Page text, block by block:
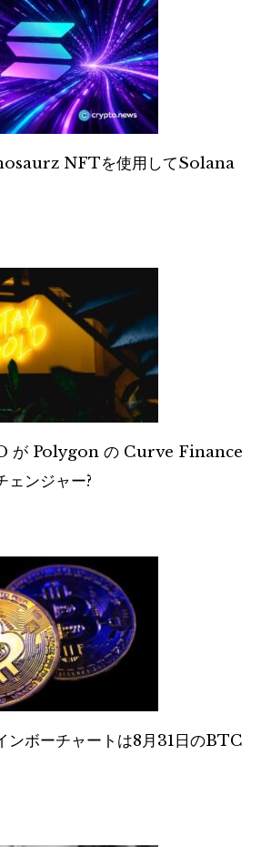
NFTを使用してSolana
が Polygon の Curve Finance
ェンジャー?
ンボーチャートは8月31日のBTC